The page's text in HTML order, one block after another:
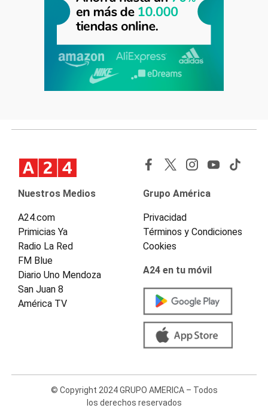
Nuestros Medios
A24.com
Primicias Ya
Radio La Red
FM Blue
Diario Uno Mendoza
San Juan 8
América TV
Grupo América
Privacidad
Términos y Condiciones
Cookies
A24 en tu móvil
© Copyright 2024 GRUPO AMERICA – Todos
los derechos reservados